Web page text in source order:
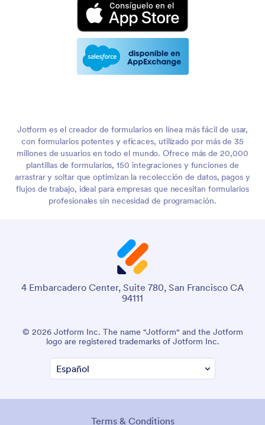
Jotform es el creador de formularios en línea más fácil de usar,
con formularios potentes y eficaces, utilizado por más de 35
millones de usuarios en todo el mundo. Ofrece más de 20,000
plantillas de formularios, 150 integraciones y funciones de
arrastrar y soltar que optimizan la recolección de datos, pagos y
flujos de trabajo, ideal para empresas que necesitan formularios
profesionales sin necesidad de programación.
4 Embarcadero Center, Suite 780, San Francisco CA
94111
© 2026 Jotform Inc. The name "Jotform" and the Jotform
logo are registered trademarks of Jotform Inc.
Terms & Conditions